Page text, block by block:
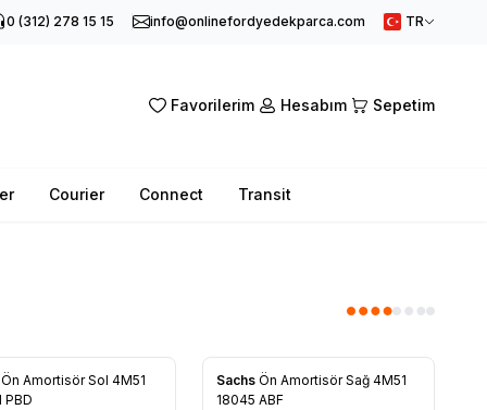
0 (312) 278 15 15 info@onlinefordyedekparca.com TR
Favorilerim Hesabım Sepetim
Courier Connect Transit
Ekle
Ön Amortisör Sol 4M51
PBD
Favorilere Ekle
Tükendi
Sachs Ön Amortisör Sağ 4M51
18045 ABF